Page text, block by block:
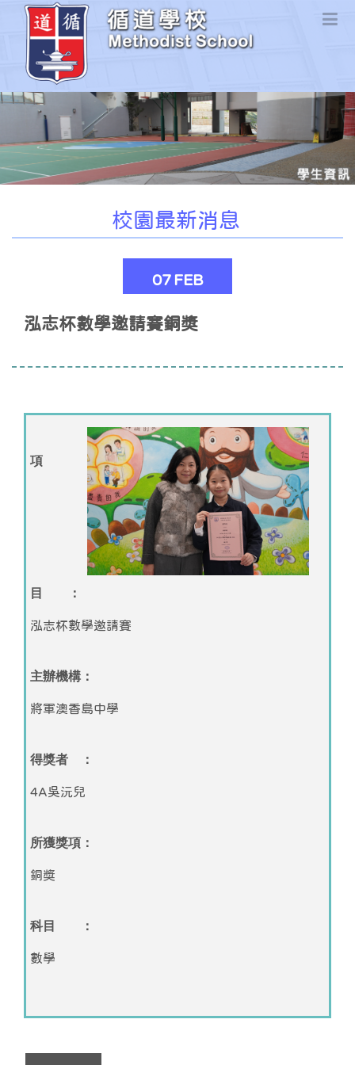
校園最新消息
07 FEB
泓志杯數學邀請賽銅獎
項
目 ：
泓志杯數學邀請賽
主辦機構：
將軍澳香島中學
得獎者 ：
4A吳沅兒
所獲獎項：
銅獎
科目 ：
數學